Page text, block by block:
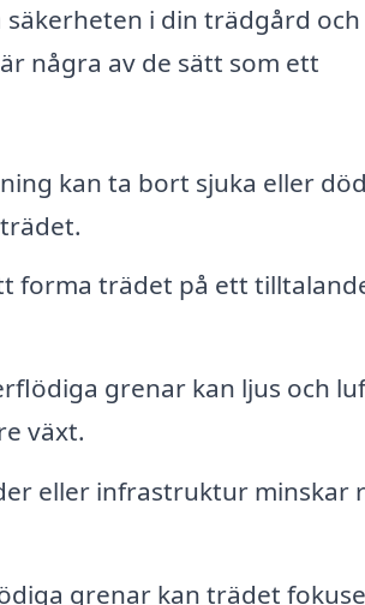
i din trädgård och
några av de sätt som ett
kan ta bort sjuka eller
forma trädet på ett
grenar kan ljus och
växt.
eller infrastruktur minskar
grenar kan trädet